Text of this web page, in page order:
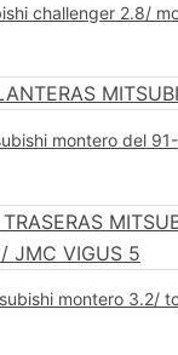
challenger 2.8/
montero del
montero